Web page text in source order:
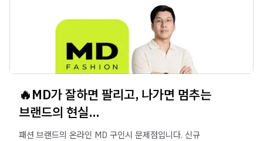
🔥MD가 잘하면 팔리고, 나가면 멈추는
브랜드의 현실...
패션 브랜드의 온라인 MD 구인시 문제점입니다. 신규